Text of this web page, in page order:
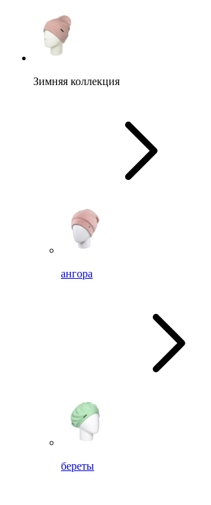
Зимняя коллекция
ангора
береты